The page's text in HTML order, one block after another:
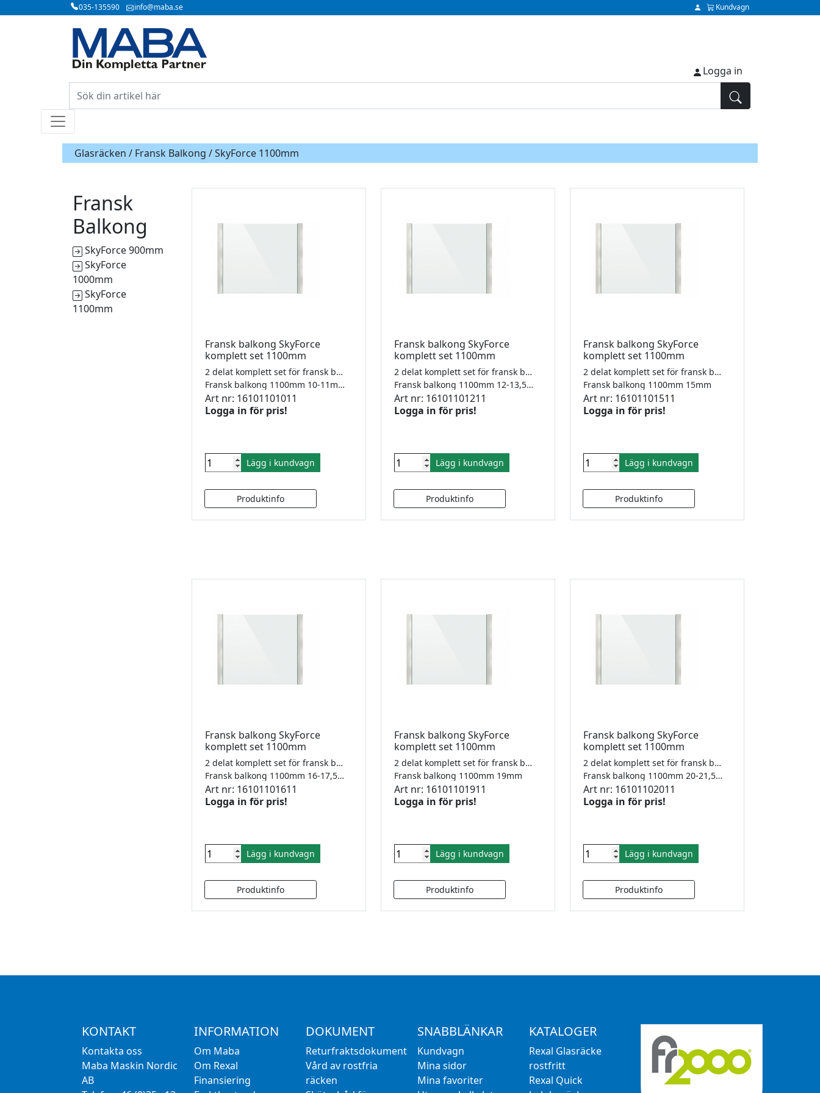
035-135590 info@maba.se Kundvagn
Logga in
Glasräcken / Fransk Balkong / SkyForce 1100mm
Fransk
Balkong
SkyForce 900mm
SkyForce
1000mm
SkyForce
1100mm
Fransk balkong SkyForce
komplett set 1100mm
2 delat komplett set för fransk balkong, aluminiumanodiserad. Glas från 10-21,52mm
Fransk balkong 1100mm 10-11mm
Art nr: 16101101011
Logga in för pris!
Lägg i kundvagn
Fransk balkong SkyForce
komplett set 1100mm
2 delat komplett set för fransk balkong, aluminiumanodiserad. Glas från 10-21,52mm
Fransk balkong 1100mm 12-13,52mm
Art nr: 16101101211
Logga in för pris!
Lägg i kundvagn
Fransk balkong SkyForce
komplett set 1100mm
2 delat komplett set för fransk balkong, aluminiumanodiserad. Glas från 10-21,52mm
Fransk balkong 1100mm 15mm
Art nr: 16101101511
Logga in för pris!
Lägg i kundvagn
Fransk balkong SkyForce
komplett set 1100mm
2 delat komplett set för fransk balkong, aluminiumanodiserad. Glas från 10-21,52mm
Fransk balkong 1100mm 16-17,52mm
Art nr: 16101101611
Logga in för pris!
Lägg i kundvagn
Fransk balkong SkyForce
komplett set 1100mm
2 delat komplett set för fransk balkong, aluminiumanodiserad. Glas från 10-21,52mm
Fransk balkong 1100mm 19mm
Art nr: 16101101911
Logga in för pris!
Lägg i kundvagn
Fransk balkong SkyForce
komplett set 1100mm
2 delat komplett set för fransk balkong, aluminiumanodiserad. Glas från 10-21,52mm
Fransk balkong 1100mm 20-21,52mm
Art nr: 16101102011
Logga in för pris!
Lägg i kundvagn
KONTAKT
Kontakta oss
Maba Maskin Nordic
AB
INFORMATION
Om Maba
Om Rexal
Finansiering
DOKUMENT
Returfraktsdokument
Vård av rostfria
räcken
SNABBLÄNKAR
Kundvagn
Mina sidor
Mina favoriter
KATALOGER
Rexal Glasräcke
rostfritt
Rexal Quick